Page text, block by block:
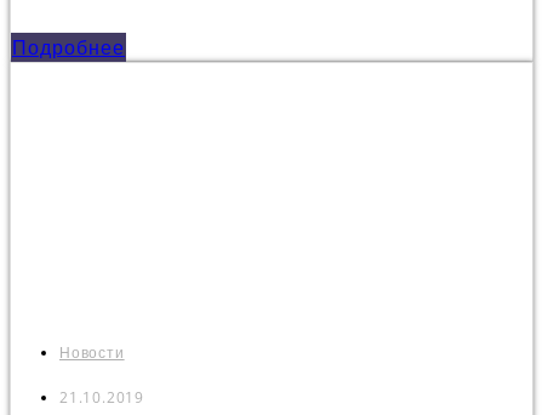
Подробнее
Новости
21.10.2019